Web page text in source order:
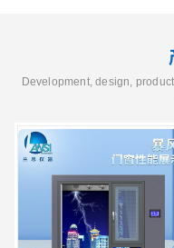
Development, design,